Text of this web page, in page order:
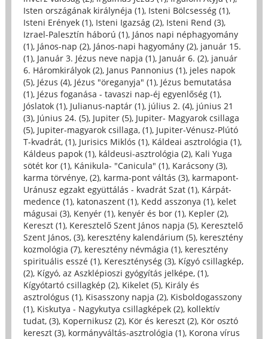
Isten országának királynéja (1), Isteni Bölcsesség (1),
Isteni Erények (1), Isteni Igazság (2), Isteni Rend (3),
Izrael-Palesztín háború (1), János napi néphagyomány
(1), János-nap (2), János-napi hagyomány (2), január 15.
(1), Január 3. Jézus neve napja (1), Január 6. (2), január
6. Háromkirályok (2), Janus Pannonius (1), jeles napok
(5), Jézus (4), Jézus "öreganyja" (1), Jézus bemutatása
(1), Jézus foganása - tavaszi nap-éj egyenlőség (1),
Jóslatok (1), Julianus-naptár (1), július 2. (4), június 21
(3), Június 24. (5), Jupiter (5), Jupiter- Magyarok csillaga
(5), Jupiter-magyarok csillaga, (1), Jupiter-Vénusz-Plútó
T-kvadrát, (1), Jurisics Miklós (1), Káldeai asztrológia (1),
Káldeus papok (1), káldeusi-asztrológia (2), Kali Yuga
sötét kor (1), Kánikula- "Canicula" (1), Karácsony (3),
karma törvénye, (2), karma-pont váltás (3), karmapont-
Uránusz egzakt együttálás - kvadrát Szat (1), Kárpát-
medence (1), katonaszent (1), Kedd asszonya (1), kelet
mágusai (3), Kenyér (1), kenyér és bor (1), Kepler (2),
Kereszt (1), Keresztelő Szent János napja (5), Keresztelő
Szent János, (3), keresztény kalendárium (5), keresztény
kozmológia (7), keresztény névmágia (1), keresztény
spirituális esszé (1), Kereszténység (3), Kígyó csillagkép,
(2), Kígyó, az Aszklépioszi gyógyítás jelképe, (1),
Kígyótartó csillagkép (2), Kikelet (5), Király és
asztrológus (1), Kisasszony napja (2), Kisboldogasszony
(1), Kiskutya - Nagykutya csillagképek (2), kollektív
tudat, (3), Kopernikusz (2), Kör és kereszt (2), Kör osztó
kereszt (3), kormányváltás-asztrológia (1), Korona vírus